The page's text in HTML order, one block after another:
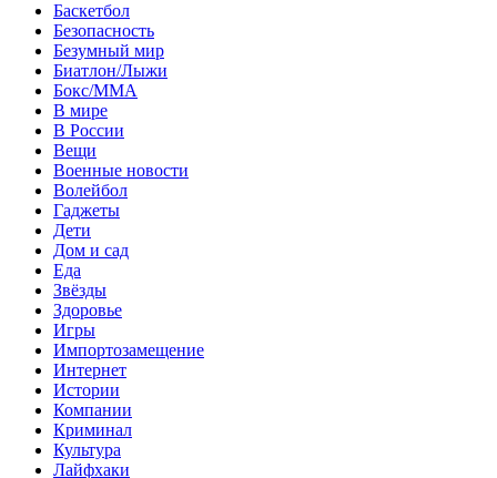
Баскетбол
Безопасность
Безумный мир
Биатлон/Лыжи
Бокс/MMA
В мире
В России
Вещи
Военные новости
Волейбол
Гаджеты
Дети
Дом и сад
Еда
Звёзды
Здоровье
Игры
Импортозамещение
Интернет
Истории
Компании
Криминал
Культура
Лайфхаки